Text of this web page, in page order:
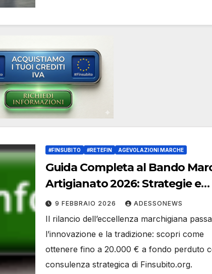
#FINSUBITO #RETEFIN AGEVOLAZIONI MARCHE
Guida Completa al Bando
Artigianato 2026: Strategie e
Incentivi con Finsubito.org –
#Retefin – Retefin –
Finsubito – #Adessonews –
#Adessonews – #Finsubito –
Adessonews
9 FEBBRAIO 2026 ADESSONEWS
Il rilancio dell’eccellenza marchigiana
l’innovazione e la tradizione: scopri come
ottenere fino a 20.000 € a fondo perduto
consulenza strategica di Finsubito.org.